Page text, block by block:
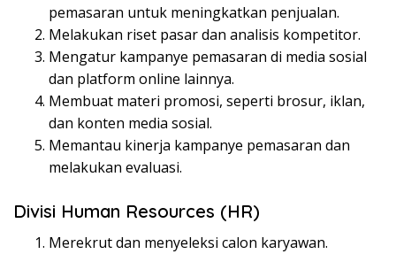
pemasaran untuk meningkatkan penjualan.
Melakukan riset pasar dan analisis kompetitor.
Mengatur kampanye pemasaran di media sosial
dan platform online lainnya.
Membuat materi promosi, seperti brosur, iklan,
dan konten media sosial.
Memantau kinerja kampanye pemasaran dan
melakukan evaluasi.
Divisi Human Resources (HR)
Merekrut dan menyeleksi calon karyawan.